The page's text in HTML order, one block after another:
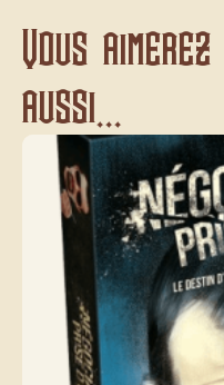
Vous
aussi...